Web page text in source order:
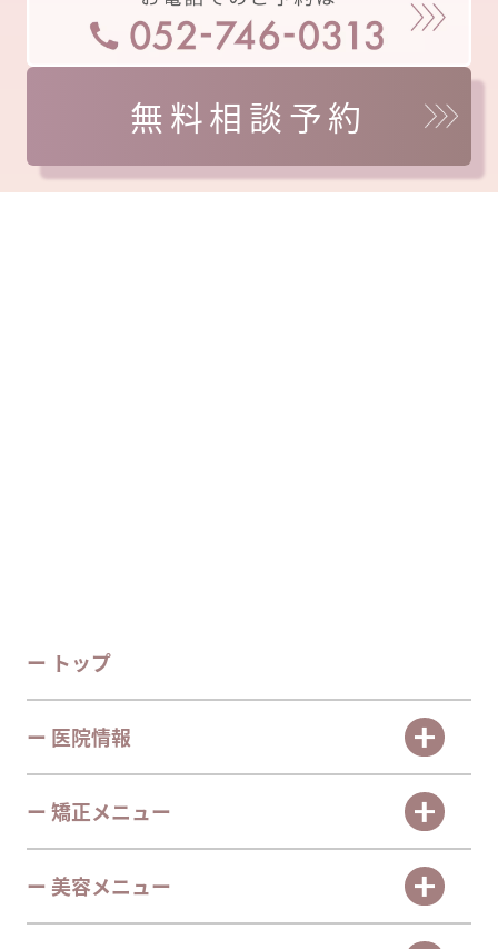
無料相談予約
ー トップ
ー 医院情報
ー 矯正メニュー
ー 美容メニュー